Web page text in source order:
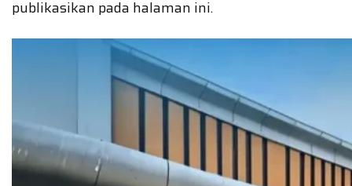
publikasikan pada halaman ini.